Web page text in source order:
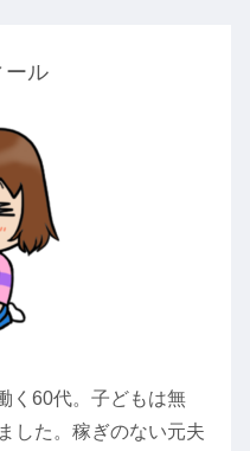
ール
く60代。子どもは無
した。稼ぎのない元夫